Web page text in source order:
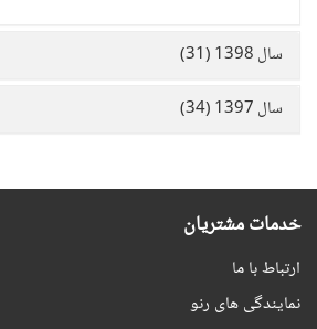
سال 1398 (31)
سال 1397 (34)
خدمات مشتریان
ارتباط با ما
نمایندگی های رنو